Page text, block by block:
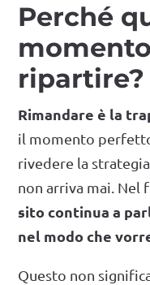
Perché
ripartire?
Rimandare è la
il momento
rivedere la
non arriva mai.
sito continua a
nel modo che
Questo non